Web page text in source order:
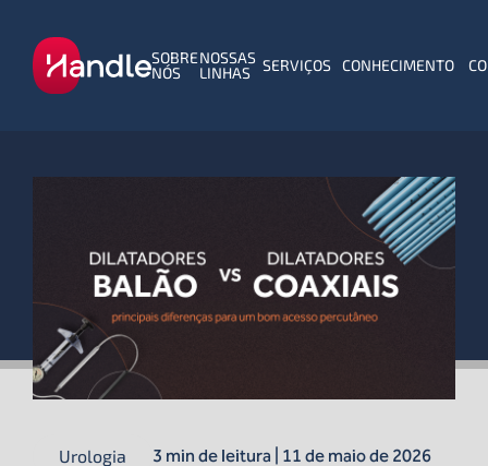
SOBRE
NÓS
NOSSAS
LINHAS
SERVIÇOS CONHECIMENTO
Urologia 3 min de leitura | 11 de maio de 2026